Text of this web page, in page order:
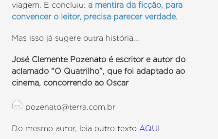
viagem. E concluiu: a mentira da ficção, para
convencer o leitor, precisa parecer verdade.
Mas isso já sugere outra história...
José Clemente Pozenato é escritor e autor do
aclamado “O Quatrilho”, que foi adaptado ao
cinema, concorrendo ao Oscar
pozenato@terra.com.br
Do mesmo autor, leia outro textoAQUI